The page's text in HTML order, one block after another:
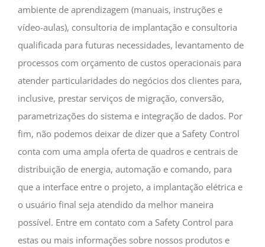
ambiente de aprendizagem (manuais, instruções e
vídeo-aulas), consultoria de implantação e consultoria
qualificada para futuras necessidades, levantamento de
processos com orçamento de custos operacionais para
atender particularidades do negócios dos clientes para,
inclusive, prestar serviços de migração, conversão,
parametrizações do sistema e integração de dados. Por
fim, não podemos deixar de dizer que a Safety Control
conta com uma ampla oferta de quadros e centrais de
distribuição de energia, automação e comando, para
que a interface entre o projeto, a implantação elétrica e
o usuário final seja atendido da melhor maneira
possível. Entre em contato com a Safety Control para
estas ou mais informações sobre nossos produtos e